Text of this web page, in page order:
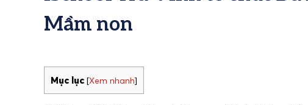
Mầm non
Mục lục [Xem nhanh]